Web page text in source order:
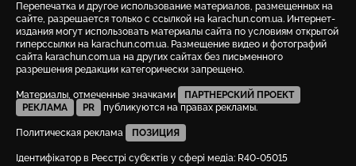
Перепечатка и другое использование материалов, размещенных на
сайте, разрешается только с ссылкой на karachun.com.ua. Интернет-
издания могут использовать материалы сайта по условиям открытой
гиперссылки на karachun.com.ua. Размещение видео и фотографий
сайта karachun.com.ua на других сайтах без письменного
разрешения редакции категорически запрещено.
Материалы, отмеченные значками
ПАРТНЕРСКИЙ ПРОЕКТ
РЕКЛАМА
PR публикуются на правах рекламы.
Политическая реклама ПОЗИЦИЯ
Ідентифікатор в Реєстрі суб’єктів у сфері медіа: R40-05015